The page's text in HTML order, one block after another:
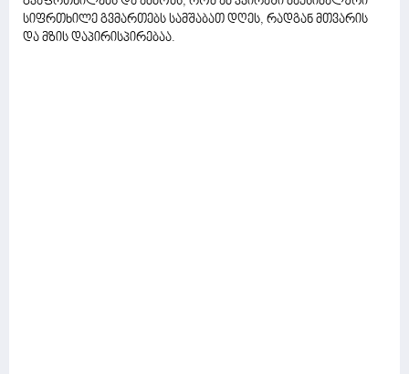
სიფრთხილე გვმართებს სამშაბათ დღეს, რადგან მთვარის
და მზის დაპირისპირებაა.